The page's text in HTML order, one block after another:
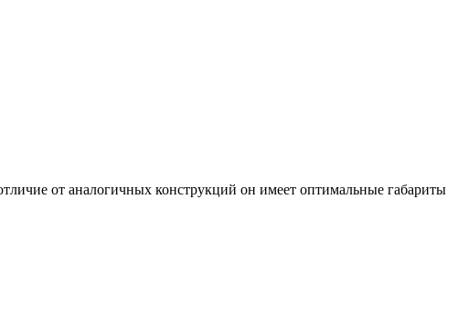
от аналогичных конструкций он имеет оптимальные габариты